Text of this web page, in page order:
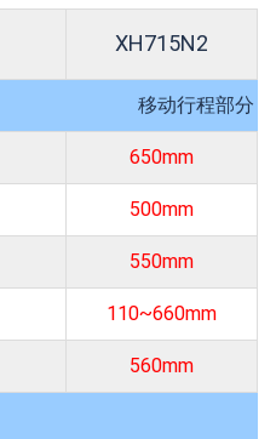
XH715N2
移动行程部分
650mm
500mm
550mm
110~660mm
560mm